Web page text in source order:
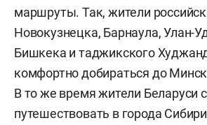
маршруты. Так, жители
Новокузнецка, Барнаула, Улан-
Бишкека и таджикского
комфортно добираться до
В то же время жители Беларуси
путешествовать в города